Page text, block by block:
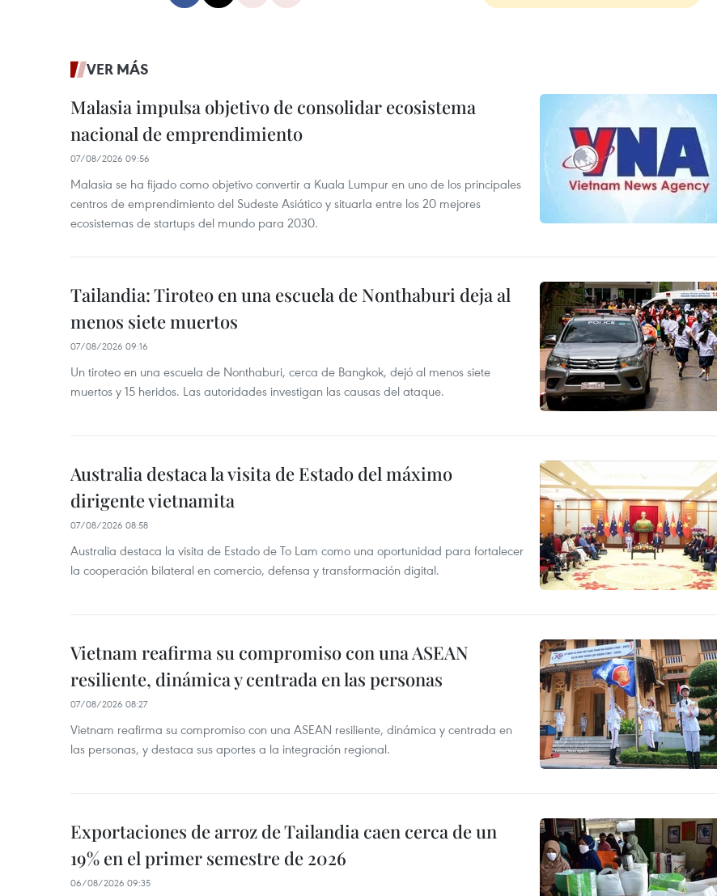
VER MÁS
Malasia impulsa objetivo de consolidar ecosistema
nacional de emprendimiento
07/08/2026 09:56
Malasia se ha fijado como objetivo convertir a Kuala Lumpur en uno de los principales
centros de emprendimiento del Sudeste Asiático y situarla entre los 20 mejores
ecosistemas de startups del mundo para 2030.
Tailandia: Tiroteo en una escuela de Nonthaburi deja al
menos siete muertos
07/08/2026 09:16
Un tiroteo en una escuela de Nonthaburi, cerca de Bangkok, dejó al menos siete
muertos y 15 heridos. Las autoridades investigan las causas del ataque.
Australia destaca la visita de Estado del máximo
dirigente vietnamita
07/08/2026 08:58
Australia destaca la visita de Estado de To Lam como una oportunidad para fortalecer
la cooperación bilateral en comercio, defensa y transformación digital.
Vietnam reafirma su compromiso con una ASEAN
resiliente, dinámica y centrada en las personas
07/08/2026 08:27
Vietnam reafirma su compromiso con una ASEAN resiliente, dinámica y centrada en
las personas, y destaca sus aportes a la integración regional.
Exportaciones de arroz de Tailandia caen cerca de un
19% en el primer semestre de 2026
06/08/2026 09:35